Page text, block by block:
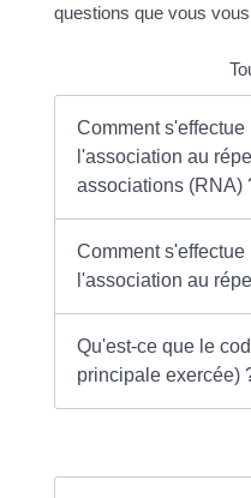
questions que vous
Comment
l'association au
associations (RNA)
Comment
l'association au
Qu'est-ce que le
principale exercée)